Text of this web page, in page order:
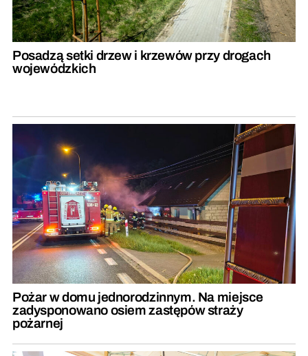
Posadzą setki drzew i krzewów przy drogach
wojewódzkich
Pożar w domu jednorodzinnym. Na miejsce
zadysponowano osiem zastępów straży
pożarnej